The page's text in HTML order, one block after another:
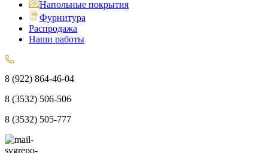
Напольные покрытия
Фурнитура
Распродажа
Наши работы
8 (922) 864-46-04
8 (3532) 506-506
8 (3532) 505-777